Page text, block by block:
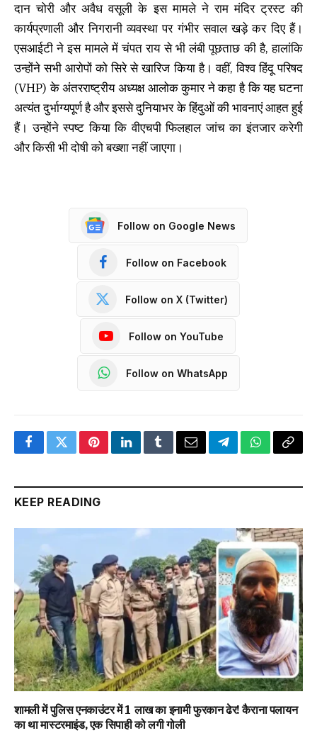
दान चोरी और अवैध वसूली के इस मामले ने राम मंदिर ट्रस्ट की
कार्यप्रणाली और निगरानी व्यवस्था पर गंभीर सवाल खड़े कर दिए हैं।
एसआईटी ने इस मामले में चंपत राय से भी लंबी पूछताछ की है, हालांकि
उन्होंने सभी आरोपों को सिरे से खारिज किया है। वहीं, विश्व हिंदू परिषद
(VHP) के अंतरराष्ट्रीय अध्यक्ष आलोक कुमार ने कहा है कि यह घटना
अत्यंत दुर्भाग्यपूर्ण है और इससे दुनियाभर के हिंदुओं की भावनाएं आहत हुई
हैं। उन्होंने स्पष्ट किया कि वीएचपी फिलहाल जांच का इंतजार करेगी
और किसी भी दोषी को बख्शा नहीं जाएगा।
Follow on Google News
Follow on Facebook
Follow on X (Twitter)
Follow on YouTube
Follow on WhatsApp
FacebookTwitterPinterestLinkedInTumblrEmailTelegramWhatsApp
Copy
KEEP READING
शामली में पुलिस एनकाउंटर में 1 लाख का इनामी फुरकान ढेर! कैराना पलायन
का था मास्टरमाइंड, एक सिपाही को लगी गोली